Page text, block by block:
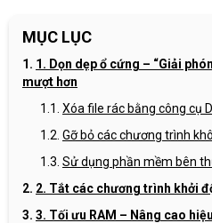
MỤC LỤC
1. Dọn dẹp ổ cứng – “Giải
mượt hơn
Xóa file rác bằng công cụ
Gỡ bỏ các chương trình
Sử dụng phần mềm bên
2. Tắt các chương trình khởi
3. Tối ưu RAM – Nâng cao